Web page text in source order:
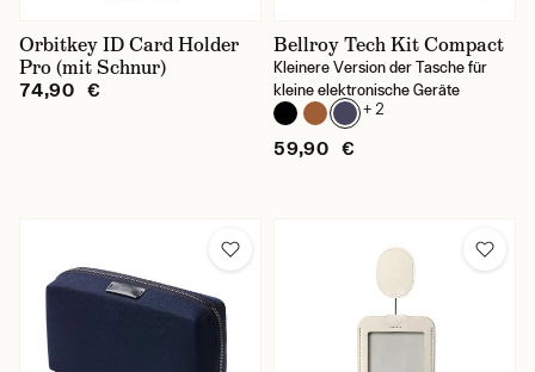
Orbitkey ID Card Holder
Pro (mit Schnur)
74,90 €
Bellroy Tech Kit Compact
Kleinere Version der Tasche für
kleine elektronische Geräte
+ 2
59,90 €